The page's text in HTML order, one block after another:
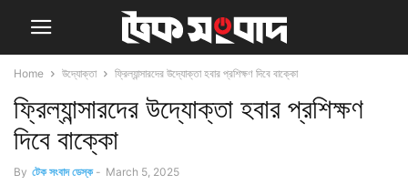
Home উদ্যোক্তা ফ্রিল্যান্সারদের উদ্যোক্তা হবার প্রশিক্ষণ দিবে বাক্কো
ফ্রিল্যান্সারদের উদ্যোক্তা হবার প্রশিক্ষণ
দিবে বাক্কো
By টেক সংবাদ ডেস্ক - March 5, 2025